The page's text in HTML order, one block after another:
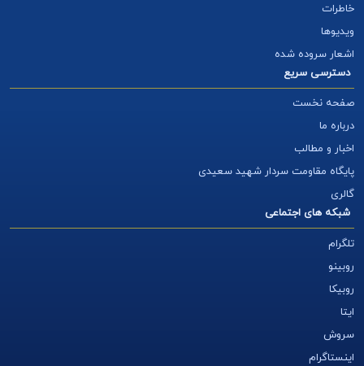
خاطرات
ویدیوها
اشعار سروده شده
دسترسی سریع
صفحه نخست
درباره ما
اخبار و مطالب
پایگاه مقاومت سردار شهید سعیدی
گالری
شبکه های اجتماعی
تلگرام
روبینو
روبیکا
ایتا
سروش
اینستاگرام